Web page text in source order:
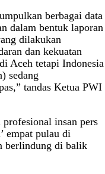
berbagai data
dalam bentuk laporan
dilakukan
dan kekuatan
Aceh tetapi Indonesia
sedang
tandas Ketua PWI
insan pers
empat pulau di
berlindung di balik